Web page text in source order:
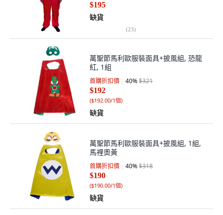
$195
缺貨
(23)
萬聖節馬利歐服裝面具+披風組, 恐龍
紅, 1組
首購折扣價 40%$321
$192
($192.00/1個)
缺貨
萬聖節馬利歐服裝面具+披風組, 1組,
馬裡奧黃
首購折扣價 40%$318
$190
($190.00/1個)
缺貨